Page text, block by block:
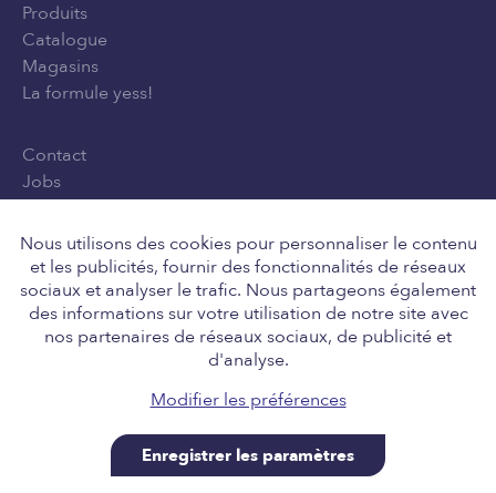
Nous utilisons des cookies pour personnaliser le contenu
et les publicités, fournir des fonctionnalités de réseaux
sociaux et analyser le trafic. Nous partageons également
des informations sur votre utilisation de notre site avec
nos partenaires de réseaux sociaux, de publicité et
d'analyse.
Modifier les préférences
Enregistrer les paramètres
Produits
Catalogue
Magasins
La formule yess!
Contact
Jobs
Conditions générales d'utilisation
Suivez-nous
Retail Team nv, Engelstraat 8, 8211 Aartrijke BE